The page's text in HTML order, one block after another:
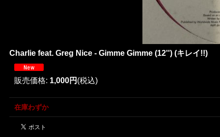
Charlie feat. Greg Nice - Gimme Gimme (12'') (キレイ!!)
販売価格: 1,000円 (税込)
在庫わずか